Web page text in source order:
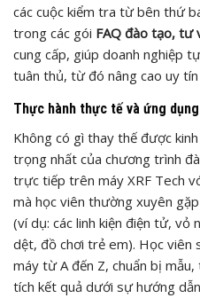
các cuộc kiểm tra từ bên thứ
trong các gói FAQ đào tạo, tư
cung cấp, giúp doanh nghiệp
tuân thủ, từ đó nâng cao uy
Thực hành thực tế và ứng dụng
Không có gì thay thế được
trọng nhất của chương trình
trực tiếp trên máy XRF Tech
mà học viên thường xuyên
(ví dụ: các linh kiện điện tử, vỏ
dệt, đồ chơi trẻ em). Học viên
máy từ A đến Z, chuẩn bị
tích kết quả dưới sự hướng